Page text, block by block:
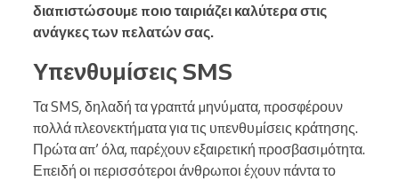
διαπιστώσουμε ποιο ταιριάζει καλύτερα στις
ανάγκες των πελατών σας.
Υπενθυμίσεις SMS
Τα SMS, δηλαδή τα γραπτά μηνύματα, προσφέρουν
πολλά πλεονεκτήματα για τις υπενθυμίσεις κράτησης.
Πρώτα απ’ όλα, παρέχουν εξαιρετική προσβασιμότητα.
Επειδή οι περισσότεροι άνθρωποι έχουν πάντα το